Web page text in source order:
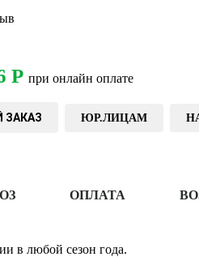
Р при онлайн оплате
ЗАКАЗ ЮР.ЛИЦАМ
ОПЛАТА
в любой сезон года.